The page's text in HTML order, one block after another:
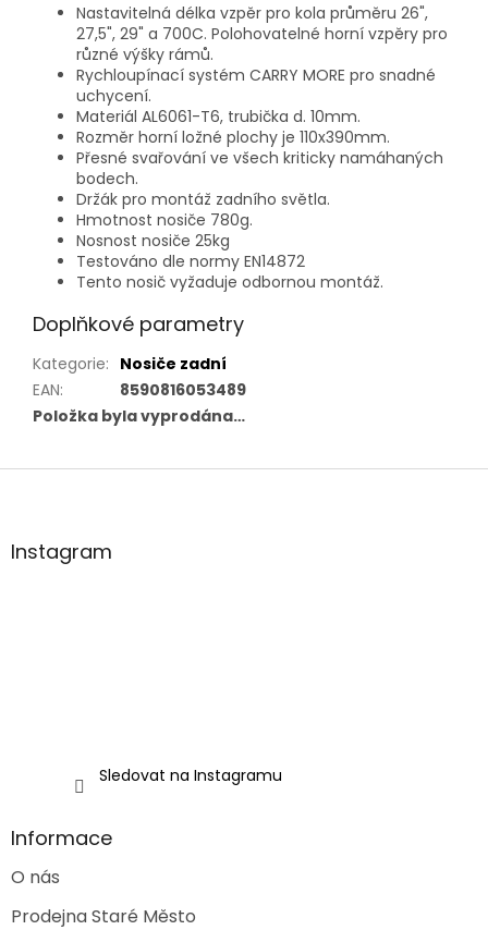
Nastavitelná délka vzpěr pro kola průměru 26",
27,5", 29" a 700C. Polohovatelné horní vzpěry pro
různé výšky rámů.
Rychloupínací systém CARRY MORE pro snadné
uchycení.
Materiál AL6061-T6, trubička d. 10mm.
Rozměr horní ložné plochy je 110x390mm.
Přesné svařování ve všech kriticky namáhaných
bodech.
Držák pro montáž zadního světla.
Hmotnost nosiče 780g.
Nosnost nosiče 25kg
Testováno dle normy EN14872
Tento nosič vyžaduje odbornou montáž.
Doplňkové parametry
Kategorie: Nosiče zadní
EAN:
8590816053489
Položka byla vyprodána…
Z
aInstagram
Sledovat na Instagramu
Informace
O nás
Prodejna Staré Město